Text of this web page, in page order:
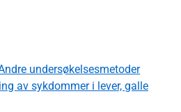
undersøkelsesmetoder
av sykdommer i lever, galle